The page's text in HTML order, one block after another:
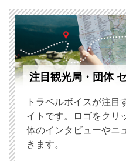
注目観光局・団体
トラベルボイスが注目
イトです。ロゴをクリ
体のインタビューやニ
きます。